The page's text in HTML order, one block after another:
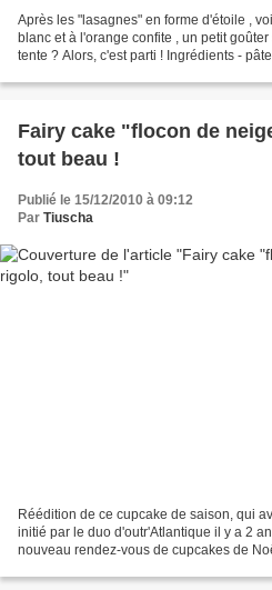
Après les "lasagnes" en forme d'étoile ,
blanc et à l'orange confite , un petit
tente ? Alors, c'est parti ! Ingrédients -
Fairy cake "flocon de
tout beau !
Publié le 15/12/2010 à 09:12
Par Tiuscha
Réédition de ce cupcake de saison, qui
initié par le duo d'outr'Atlantique il y a 2
nouveau rendez-vous de cupcakes de